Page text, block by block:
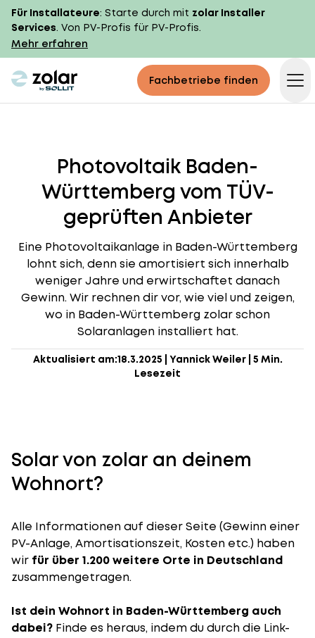
Für Installateure: Starte durch mit zolar Installer
Services. Von PV-Profis für PV-Profis.
Mehr erfahren
zolar logo Fachbetriebe finden
Photovoltaik Baden-
Württemberg vom TÜV-
geprüften Anbieter
Eine Photovoltaikanlage in Baden-Württemberg
lohnt sich, denn sie amortisiert sich innerhalb
weniger Jahre und erwirtschaftet danach
Gewinn. Wir rechnen dir vor, wie viel und zeigen,
wo in Baden-Württemberg zolar schon
Solaranlagen installiert hat.
Aktualisiert am:18.3.2025 Yannick Weiler| 5 Min.
Lesezeit
Solar von zolar an deinem
Wohnort?
Alle Informationen auf dieser Seite (Gewinn einer
PV-Anlage, Amortisationszeit, Kosten etc.) haben
wir für über 1.200 weitere Orte in Deutschland
zusammengetragen.
Ist dein Wohnort in Baden-Württemberg auch
dabei? Finde es heraus, indem du durch die Link-